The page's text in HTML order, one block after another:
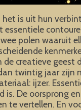
is uit hun
polen waaruit
creatieve geest
twintig jaar
ijzer.
De oorsprong
te vertellen. En